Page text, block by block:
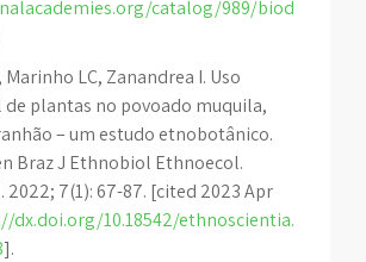
catalog/989/biod
Marinho LC, Zanandrea I. Uso
plantas no povoado muquila,
– um estudo etnobotânico.
Braz J Ethnobiol Ethnoecol.
7(1): 67-87. [cited 2023 Apr
dx.doi.org/10.18542/ethnoscientia.
].